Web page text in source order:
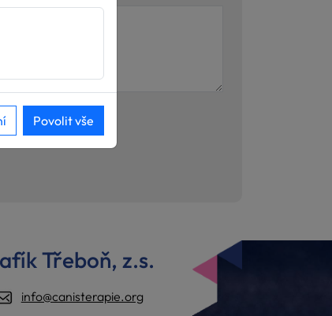
Třeboň, z.s.
info@canisterapie.org
Povolit vše